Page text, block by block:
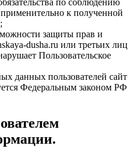
по соблюдению
к полученной
защиты прав и
dusha.ru или третьих лиц
Пользовательское
данных пользователей сайт
Федеральным законом РФ